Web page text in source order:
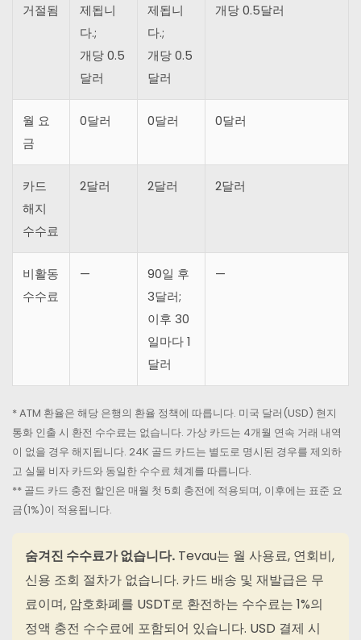
거절됨
제됩니
다.;
개당 0.5
달러
제됩니
다.;
개당 0.5
달러
개당 0.5달러
월 요
금
0달러 0달러 0달러
카드
해지
수수료
2달러 2달러 2달러
비활동
수수료
—
90일 후
3달러;
이후 30
일마다 1
달러
—
* ATM 환율은 해당 은행의 환율 정책에 따릅니다. 미국 달러(USD) 현지
통화 인출 시 환전 수수료는 없습니다. 가상 카드는 4개월 연속 거래 내역
이 없을 경우 해지됩니다. 24K 골드 카드는 별도로 명시된 경우를 제외하
고 실물 비자 카드와 동일한 수수료 체계를 따릅니다.
** 골드 카드 충전 할인은 매월 첫 5회 충전에 적용되며, 이후에는 표준 요
금(1%)이 적용됩니다.
숨겨진 수수료가 없습니다. Tevau는 월 사용료, 연회비,
신용 조회 절차가 없습니다. 카드 배송 및 재발급은 무
료이며, 암호화폐를 USDT로 환전하는 수수료는 1%의
정액 충전 수수료에 포함되어 있습니다. USD 결제 시